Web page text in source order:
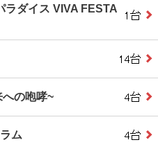
ラダイス VIVA FESTA
の咆哮~
ム